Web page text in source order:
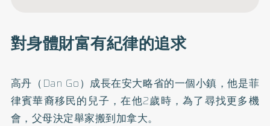
對身體財富有紀律的追求
高丹（Dan Go）成長在安大略省的一個小鎮，他是菲
律賓華裔移民的兒子，在他2歲時，為了尋找更多機
會，父母決定舉家搬到加拿大。